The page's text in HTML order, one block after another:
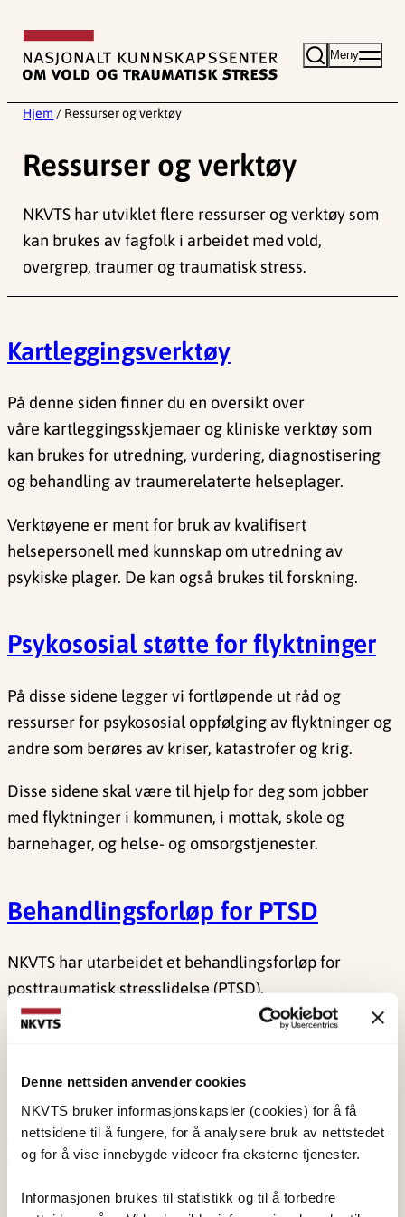
Denne nettsiden anvender cookies
NKVTS bruker informasjonskapsler (cookies) for å få
nettsidene til å fungere, for å analysere bruk av nettstedet
og for å vise innebygde videoer fra eksterne tjenester.
Informasjonen brukes til statistikk og til å forbedre
innhold
Meny
Hjem / Ressurser og verktøy
Ressurser og verktøy
NKVTS har utviklet flere ressurser og verktøy som
kan brukes av fagfolk i arbeidet med vold,
overgrep, traumer og traumatisk stress.
Kartleggingsverktøy
På denne siden finner du en oversikt over
våre kartleggingsskjemaer og kliniske verktøy som
kan brukes for utredning, vurdering, diagnostisering
og behandling av traumerelaterte helseplager.
Verktøyene er ment for bruk av kvalifisert
helsepersonell med kunnskap om utredning av
psykiske plager. De kan også brukes til forskning.
Psykososial støtte for flyktninger
På disse sidene legger vi fortløpende ut råd og
ressurser for psykososial oppfølging av flyktninger og
andre som berøres av kriser, katastrofer og krig.
Disse sidene skal være til hjelp for deg som jobber
med flyktninger i kommunen, i mottak, skole og
barnehager, og helse- og omsorgstjenester.
Behandlingsforløp for PTSD
NKVTS har utarbeidet et behandlingsforløp for
posttraumatisk stresslidelse (PTSD).
Dokumentet er ment som en støtte til klinikker, ledere
pasienter som har posttraumatisk stresslidelse.
Veiledere og håndbøker
NKVTS har utviklet ulike veiledere, veivisere og